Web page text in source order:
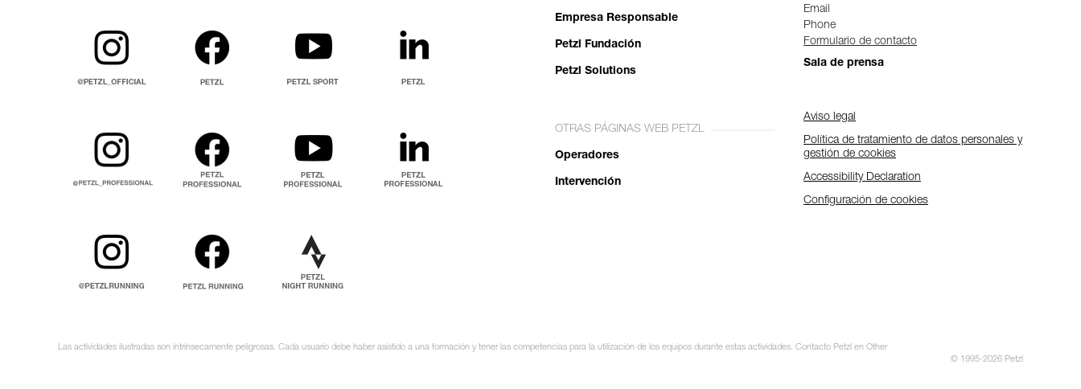
Empresa Responsable
Petzl Fundación
Petzl Solutions
OTRAS PÁGINAS WEB PETZL
Operadores
Intervención
Email
Phone
Formulario de contacto
Sala de prensa
Aviso legal
Política de tratamiento de datos personales y
gestión de cookies
Accessibility Declaration
Configuración de cookies
Las actividades ilustradas son intrínsecamente peligrosas. Cada usuario debe haber asistido a una formación y tener las competencias para la utilización de los equipos durante estas actividades. Contacto Petzl en Other
© 1995-2026 Petzl